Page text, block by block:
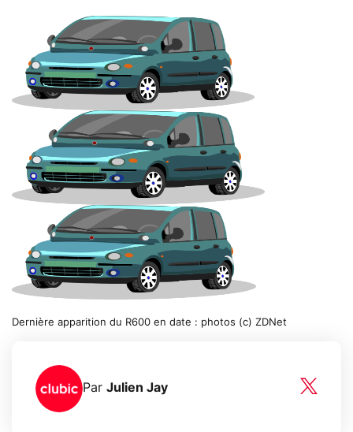
Dernière apparition du R600 en date : photos (c) ZDNet
Par Julien Jay